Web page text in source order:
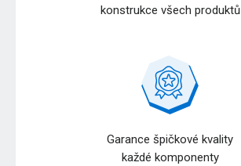
konstrukce všech produktů
Garance špičkové kvality
každé komponenty